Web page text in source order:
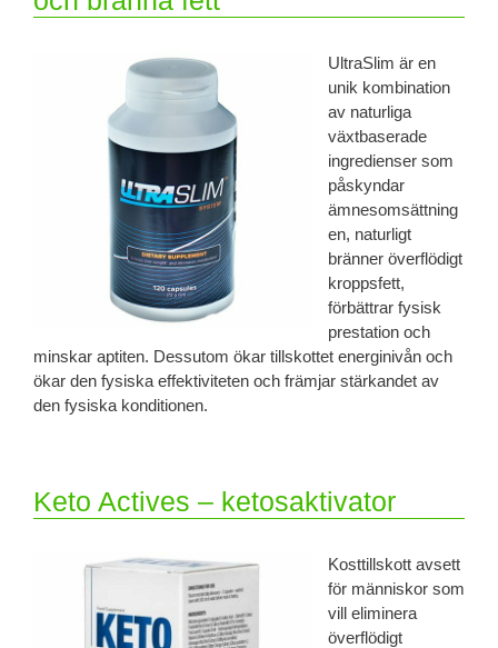
UltraSlim är en
unik kombination
av naturliga
växtbaserade
ingredienser som
påskyndar
ämnesomsättning
en, naturligt
bränner överflödigt
kroppsfett,
förbättrar fysisk
prestation och
minskar aptiten. Dessutom ökar tillskottet energinivån och
ökar den fysiska effektiviteten och främjar stärkandet av
den fysiska konditionen.
Keto Actives – ketosaktivator
Kosttillskott avsett
för människor som
vill eliminera
överflödigt